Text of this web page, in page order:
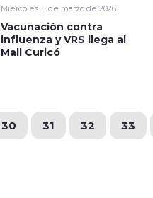
Miércoles 11 de marzo de 2026
Vacunación contra
influenza y VRS llega al
Mall Curicó
30 31 32 33